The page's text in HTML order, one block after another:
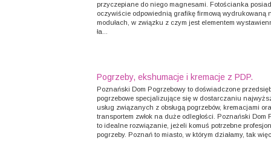
przyczepiane do niego magnesami. Fotościanka
oczywiście odpowiednią grafikę firmową wydrukowaną
modułach, w związku z czym jest elementem
ła...
Pogrzeby, ekshumacje i kremacje z PDP.
Poznański Dom Pogrzebowy to doświadczone
pogrzebowe specjalizujące się w dostarczaniu
usług związanych z obsługą pogrzebów, kremacjami
transportem zwłok na duże odległości. Poznański Dom
to idealne rozwiązanie, jeżeli komuś potrzebne
pogrzeby. Poznań to miasto, w którym działamy, tak